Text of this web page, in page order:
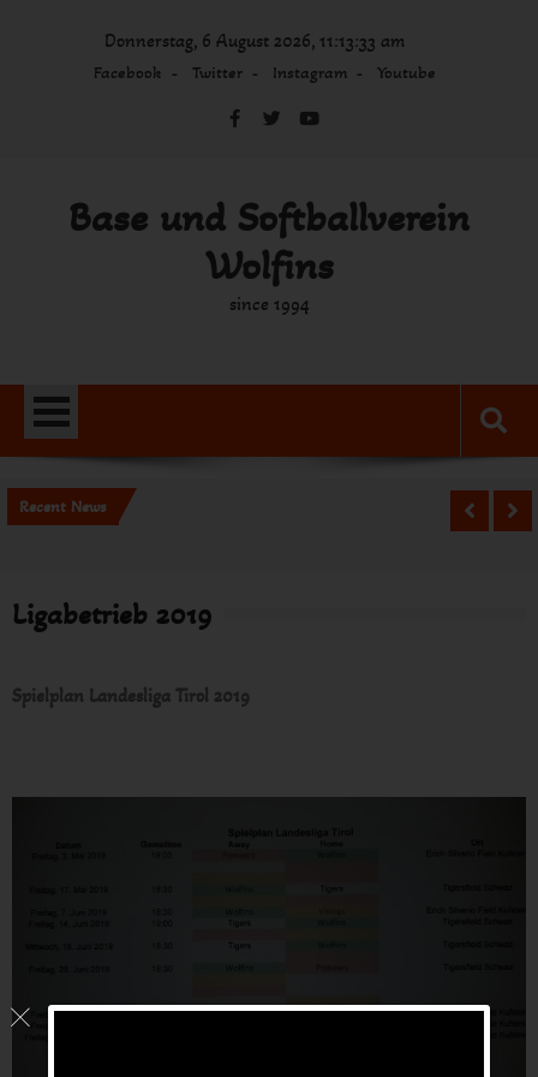
Donnerstag, 6 August 2026, 11:13:33 am
Facebook Twitter Instagram Youtube
Base und Softballverein
Wolfins
since 1994
Recent News
Ligabetrieb 2019
Spielplan Landesliga Tirol 2019